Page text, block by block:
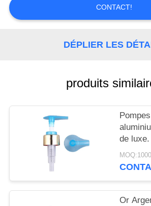
NOUVELLES
CAS
DEMANDEZ
CONTACT!
DÉPLIER LES
produits
de luxe.
Or